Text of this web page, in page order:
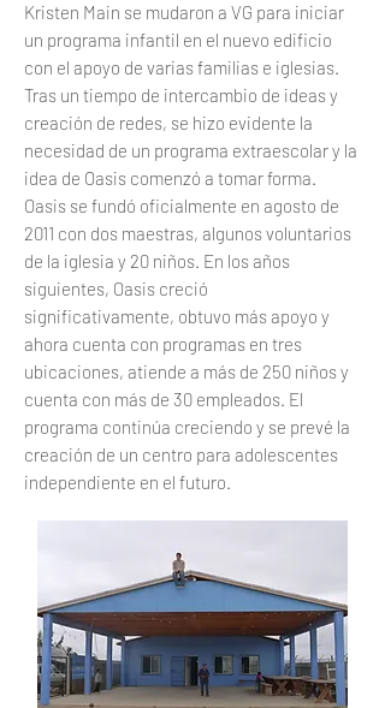
Kristen Main se mudaron a VG para iniciar
un programa infantil en el nuevo edificio
con el apoyo de varias familias e iglesias.
Tras un tiempo de intercambio de ideas y
creación de redes, se hizo evidente la
necesidad de un programa extraescolar y la
idea de Oasis comenzó a tomar forma.
Oasis se fundó oficialmente en agosto de
2011 con dos maestras, algunos voluntarios
de la iglesia y 20 niños. En los años
siguientes, Oasis creció
significativamente, obtuvo más apoyo y
ahora cuenta con programas en tres
ubicaciones, atiende a más de 250 niños y
cuenta con más de 30 empleados. El
programa continúa creciendo y se prevé la
creación de un centro para adolescentes
independiente en el futuro.